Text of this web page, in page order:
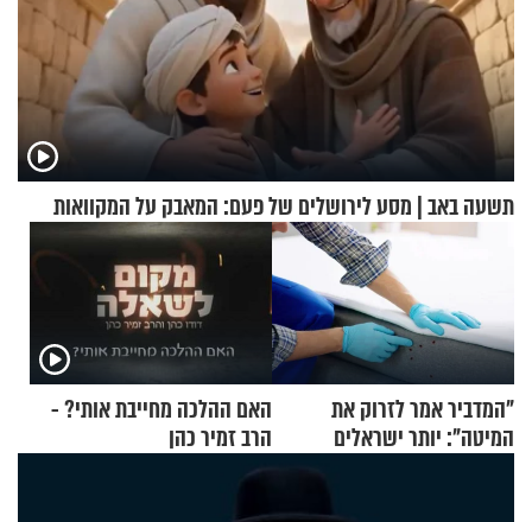
תשעה באב | מסע לירושלים של פעם: המאבק על המקוואות
"המדביר אמר לזרוק את
המיטה": יותר ישראלים
האם ההלכה מחייבת אותי? -
הרב זמיר כהן